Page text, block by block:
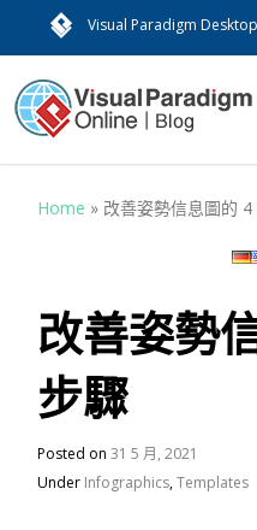
Visual Paradigm Desktop
Home » 改善姿勢信息圖的
改善姿勢
步驟
Posted on31 5 月, 2021
Under Infographics,Templates